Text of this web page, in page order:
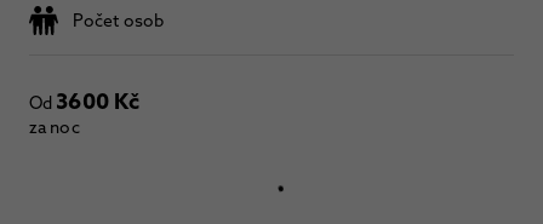
Počet osob
Od 3600 Kč
za noc